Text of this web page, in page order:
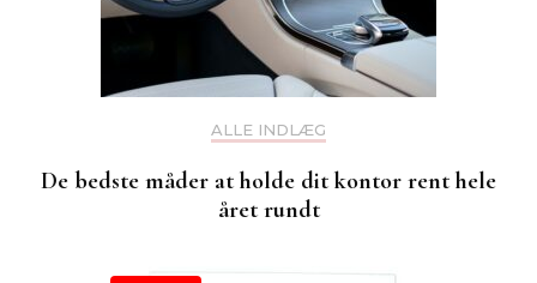
ALLE INDLÆG
De bedste måder at holde dit kontor rent hele
året rundt